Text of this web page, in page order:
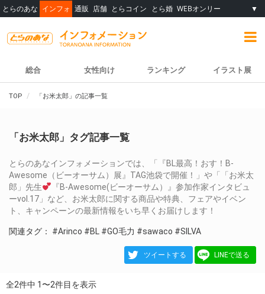
とらのあな インフォ 通販 店舗 とらコイン とら婚 WEBオンリー ▼
総合 女性向け ランキング イラスト展
TOP 「お米太郎」の記事一覧
「お米太郎」タグ記事一覧
とらのあなインフォメーションでは、「『BL最高！おす！B-
Awesome（ビーオーサム）展』TAG池袋で開催！」や「「お米太
郎」先生
『B-Awesome(ビーオーサム）』参加作家インタビュ
ーvol.17」など、お米太郎に関する商品や特典、フェアやイベン
ト、キャンペーンの最新情報をいち早くお届けします！
関連タグ： #Arinco #BL #GO毛力 #sawaco #SILVA
ツイートする LINEで送る
全2件中 1〜2件目を表示